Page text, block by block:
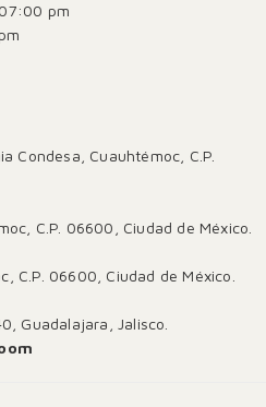
pm
Condesa, Cuauhtémoc, C.P.
C.P. 06600, Ciudad de México.
C.P. 06600, Ciudad de México.
Guadalajara, Jalisco.